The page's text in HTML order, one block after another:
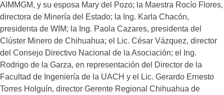
AIMMGM, y su esposa Mary del Pozo; la Maestra Rocío Flores,
directora de Minería del Estado; la Ing. Karla Chacón,
presidenta de WIM; la Ing. Paola Cazares, presidenta del
Clúster Minero de Chihuahua; el Lic. César Vázquez, director
del Consejo Directivo Nacional de la Asociación; el Ing.
Rodrigo de la Garza, en representación del Director de la
Facultad de Ingeniería de la UACH y el Lic. Gerardo Ernesto
Torres Holguín, director Gerente Regional Chihuahua de